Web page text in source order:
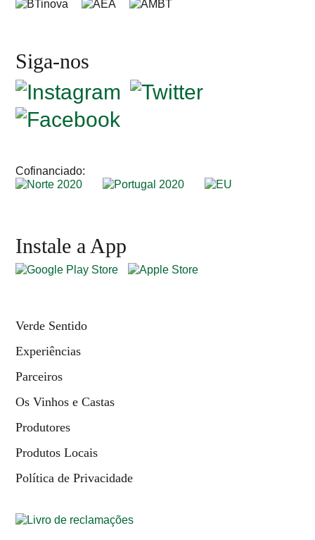
Siga-nos
Cofinanciado:
Instale a App
Verde Sentido
Experiências
Parceiros
Os Vinhos e Castas
Produtores
Produtos Locais
Política de Privacidade